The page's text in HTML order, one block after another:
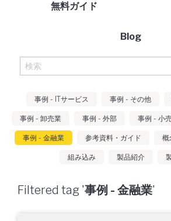
無料ガイド
Blog
事例 - ITサービス 事例 - その他
事例 - 卸売業 事例 - 外部 事例 - 小
事例 - 金融業 参考資料・ガイド 概
組み込み 製品紹介
Filtered tag '事例 - 金融業'